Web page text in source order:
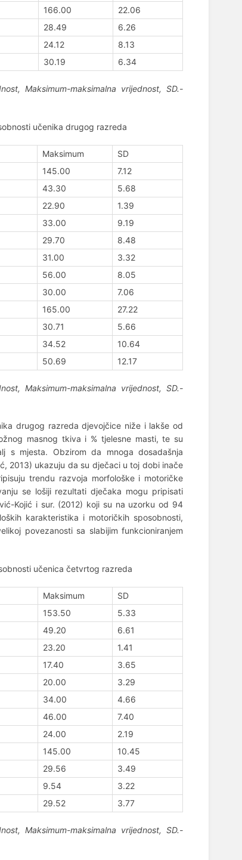
166.00
22.06
28.49
6.26
24.12
8.13
30.19 6.34
Maksimum-maksimalna vrijednost, SD.-
učenika drugog razreda
Maksimum
SD
145.00
7.12
43.30
5.68
22.90
1.39
33.00
9.19
29.70
8.48
31.00
3.32
56.00
8.05
30.00
7.06
165.00
27.22
30.71
5.66
34.52
10.64
50.69 12.17
Maksimum-maksimalna vrijednost, SD.-
drugog razreda djevojčice niže i lakše od
masnog tkiva i % tjelesne masti, te su
s mjesta. Obzirom da mnoga dosadašnja
2013) ukazuju da su dječaci u toj dobi inače
trendu razvoja morfološke i motoričke
se lošiji rezultati dječaka mogu pripisati
Kojić i sur. (2012) koji su na uzorku od 94
karakteristika i motoričkih sposobnosti,
povezanosti sa slabijim funkcioniranjem
učenica četvrtog razreda
Maksimum
SD
153.50
5.33
49.20
6.61
23.20
1.41
17.40
3.65
20.00
3.29
34.00
4.66
46.00
7.40
24.00
2.19
145.00
10.45
29.56
3.49
9.54
3.22
29.52 3.77
Maksimum-maksimalna vrijednost, SD.-